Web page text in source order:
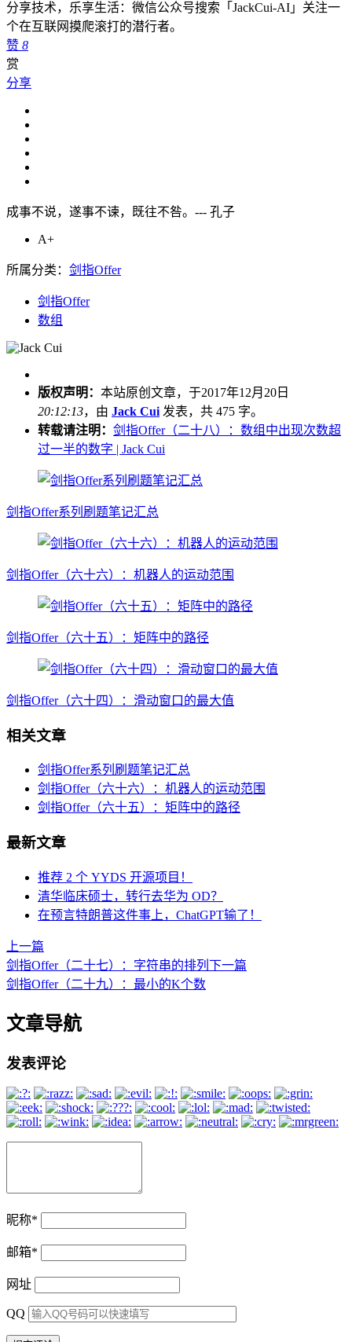
分享技术，乐享生活：微信公众号搜索「JackCui-AI」关注一
个在互联网摸爬滚打的潜行者。
赞 8
赏
分享
成事不说，遂事不谏，既往不咎。--- 孔子
A+
所属分类： 剑指Offer
剑指Offer
数组
版权声明： 本站原创文章，于2017年12月20日
20:12:13，由 Jack Cui 发表，共 475 字。
转载请注明： 剑指Offer（二十八）：数组中出现次数超
过一半的数字 | Jack Cui
剑指Offer系列刷题笔记汇总
剑指Offer（六十六）：机器人的运动范围
剑指Offer（六十五）：矩阵中的路径
剑指Offer（六十四）：滑动窗口的最大值
相关文章
剑指Offer系列刷题笔记汇总
剑指Offer（六十六）：机器人的运动范围
剑指Offer（六十五）：矩阵中的路径
最新文章
推荐 2 个 YYDS 开源项目！
清华临床硕士，转行去华为 OD？
在预言特朗普这件事上，ChatGPT输了！
上一篇
剑指Offer（二十七）：字符串的排列 下一篇
剑指Offer（二十九）：最小的K个数
文章导航
发表评论
昵称*
邮箱*
网址
QQ